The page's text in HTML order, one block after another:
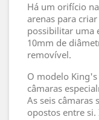
Há um orifício
arenas para
possibilitar uma
10mm de
removível.
O modelo
câmaras
As seis câmaras
opostos entre si.